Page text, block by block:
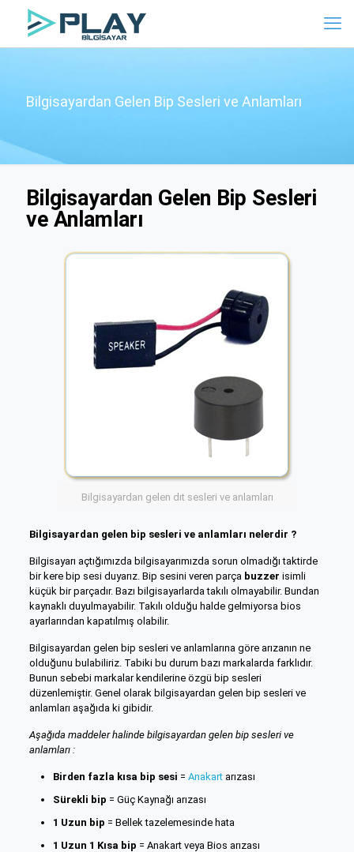
Bilgisayardan Gelen Bip Sesleri ve Anlamları
Bilgisayardan Gelen Bip Sesleri
ve Anlamları
Bilgisayardan gelen dıt sesleri ve anlamları
Bilgisayardan gelen bip sesleri ve anlamları nelerdir ?
Bilgisayarı açtığımızda bilgisayarımızda sorun olmadığı taktirde
bir kere bip sesi duyarız. Bip sesini veren parça buzzer isimli
küçük bir parçadır. Bazı bilgisayarlarda takılı olmayabilir. Bundan
kaynaklı duyulmayabilir. Takılı olduğu halde gelmiyorsa bios
ayarlarından kapatılmış olabilir.
Bilgisayardan gelen bip sesleri ve anlamlarına göre arızanın ne
olduğunu bulabiliriz. Tabiki bu durum bazı markalarda farklıdır.
Bunun sebebi markalar kendilerine özgü bip sesleri
düzenlemiştir. Genel olarak bilgisayardan gelen bip sesleri ve
anlamları aşağıda ki gibidir.
Aşağıda maddeler halinde bilgisayardan gelen bip sesleri ve
anlamları :
Birden fazla kısa bip sesi = Anakartarızası
Sürekli bip = Güç Kaynağı arızası
1 Uzun bip = Bellek tazelemesinde hata
1 Uzun 1 Kısa bip = Anakart veya Bios arızası